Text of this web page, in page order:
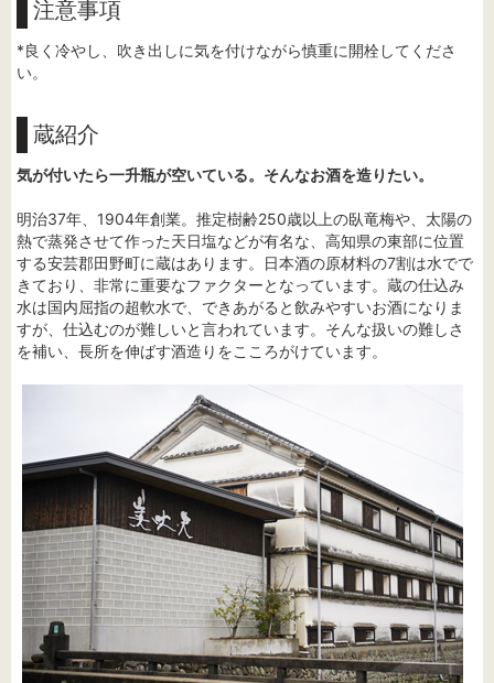
注意事項
*良く冷やし、吹き出しに気を付けながら慎重に開栓してくださ
い。
蔵紹介
気が付いたら一升瓶が空いている。そんなお酒を造りたい。
明治37年、1904年創業。推定樹齢250歳以上の臥竜梅や、太陽の
熱で蒸発させて作った天日塩などが有名な、高知県の東部に位置
する安芸郡田野町に蔵はあります。日本酒の原材料の7割は水でで
きており、非常に重要なファクターとなっています。蔵の仕込み
水は国内屈指の超軟水で、できあがると飲みやすいお酒になりま
すが、仕込むのが難しいと言われています。そんな扱いの難しさ
を補い、長所を伸ばす酒造りをこころがけています。